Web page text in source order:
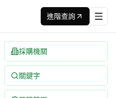
進階查詢
採購機關
關鍵字